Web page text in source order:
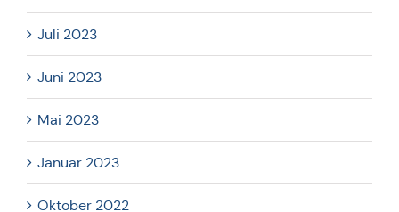
Juli 2023
Juni 2023
Mai 2023
Januar 2023
Oktober 2022